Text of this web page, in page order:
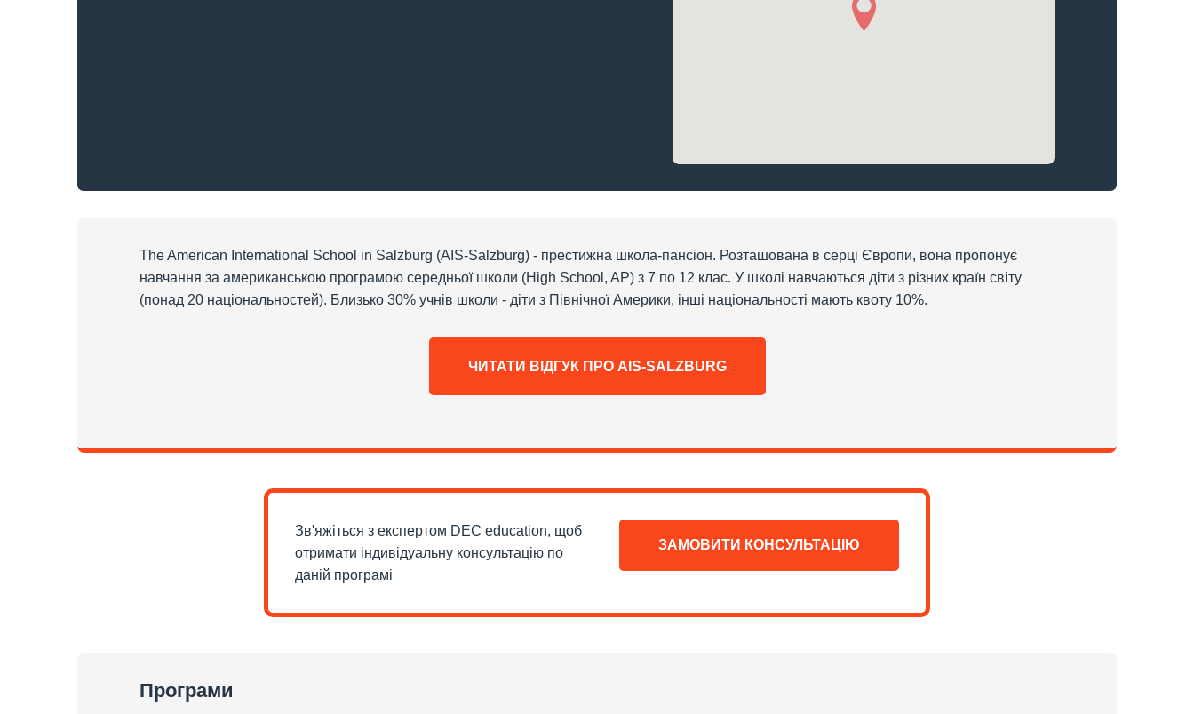
The American International School in Salzburg (AIS-Salzburg) - престижна школа-пансіон. Розташована в серці Європи, вона пропонує
навчання за американською програмою середньої школи (High School, AP) з 7 по 12 клас. У школі навчаються діти з різних країн світу
(понад 20 національностей). Близько 30% учнів школи - діти з Північної Америки, інші національності мають квоту 10%.
ЧИТАТИ ВІДГУК ПРО AIS-SALZBURG
Зв'яжіться з експертом DEC education, щоб
отримати індивідуальну консультацію по
даній програмі
ЗАМОВИТИ КОНСУЛЬТАЦІЮ
Програми